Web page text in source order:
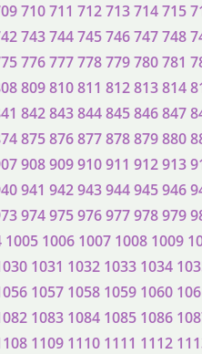
710711 712713714715
743744745746747748
776777778779780781
809810811 812813814
842843844845846847
875876877878879880
908909910911 912913
941 942943944945946
974975976977978979
1005 1006 1007 1008 1009
1031 1032 1033 1034
1057 1058 1059 1060
1083 1084 1085 1086
1109 1110 1111 1112